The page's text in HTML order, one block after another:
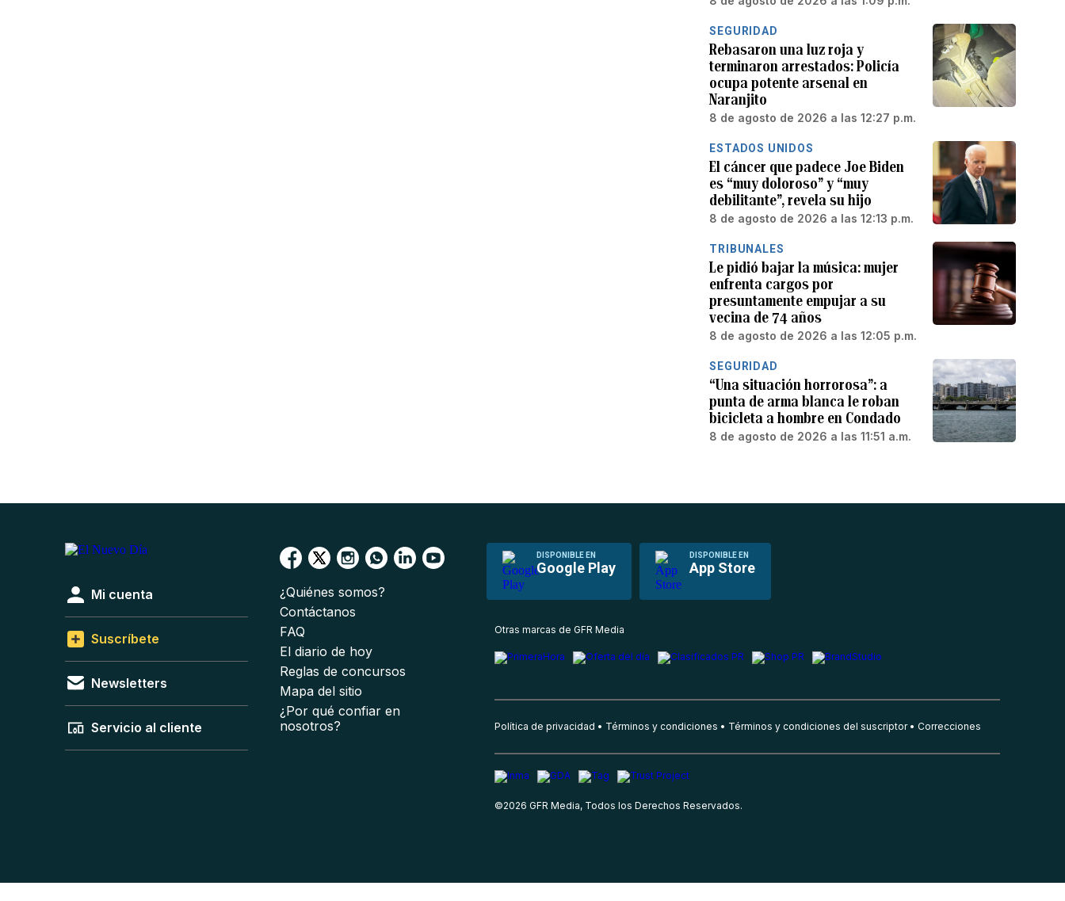
SEGURIDAD
Rebasaron una luz roja y
terminaron arrestados: Policía
ocupa potente arsenal en
Naranjito
8 de agosto de 2026 a las 12:27 p.m.
ESTADOS UNIDOS
El cáncer que padece Joe Biden
es “muy doloroso” y “muy
debilitante”, revela su hijo
8 de agosto de 2026 a las 12:13 p.m.
TRIBUNALES
Le pidió bajar la música: mujer
enfrenta cargos por
presuntamente empujar a su
vecina de 74 años
8 de agosto de 2026 a las 12:05 p.m.
SEGURIDAD
“Una situación horrorosa”: a
punta de arma blanca le roban
bicicleta a hombre en Condado
8 de agosto de 2026 a las 11:51 a.m.
DISPONIBLE EN
Google Play
DISPONIBLE EN
App Store
Mi cuenta
Suscríbete
Newsletters
Servicio al cliente
¿Quiénes somos?
Contáctanos
FAQ
El diario de hoy
Reglas de concursos
Mapa del sitio
¿Por qué confiar en
nosotros?
Otras marcas de GFR Media
Política de privacidad Términos y condiciones Términos y condiciones del suscriptor Correcciones
©2026 GFR Media, Todos los Derechos Reservados.